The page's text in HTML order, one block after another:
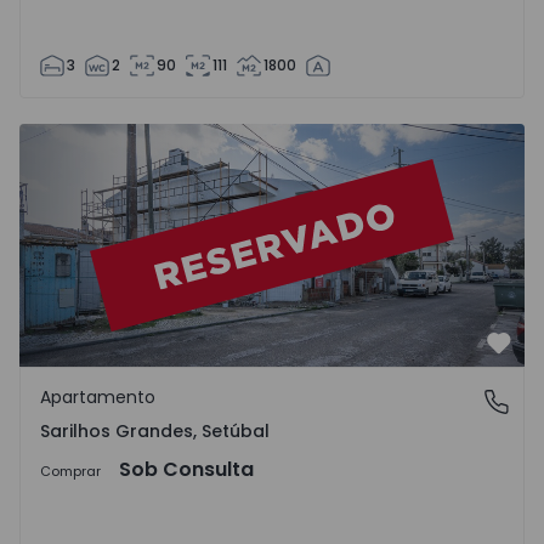
3 2 90 111 1800
Apartamento T3 Montijo, Sarilhos Grandes - 1524851 - 5
Sarilhos Grandes, Setúbal
Apartamento
Sarilhos Grandes, Setúbal
Comprar Sob Consulta